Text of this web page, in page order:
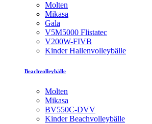
Molten
Mikasa
Gala
V5M5000 Flistatec
V200W-FIVB
Kinder Hallenvolleybälle
Beachvolleybälle
Molten
Mikasa
BV550C-DVV
Kinder Beachvolleybälle